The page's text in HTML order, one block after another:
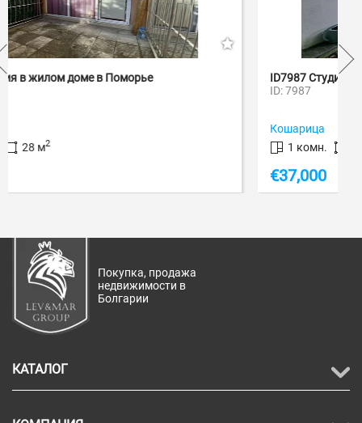
ID7987 Студия в ЖК Сансет Кошарица
Покупка, продажа
недвижимости в
Болгарии
КАТАЛОГ